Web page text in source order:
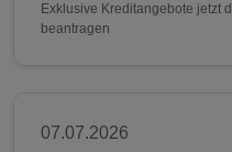
Exklusive Kreditangebote jetzt
beantragen
07.07.2026